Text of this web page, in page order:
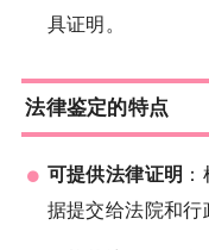
具证明。
法律鉴定的特点
可提供法律证明
据提交给法院和行